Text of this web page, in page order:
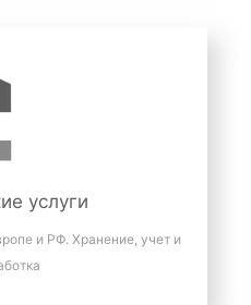
услуги
и РФ. Хранение, учет и